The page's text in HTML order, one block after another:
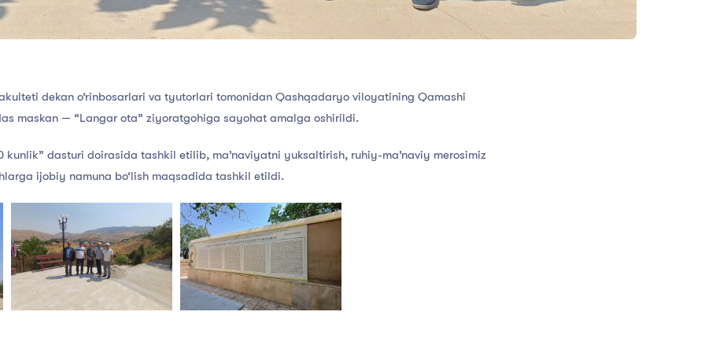
dekan o‘rinbosarlari va tyutorlari tomonidan Qashqadaryo viloyatining Qamashi
maskan — “Langar ota” ziyoratgohiga sayohat amalga oshirildi.
kunlik” dasturi doirasida tashkil etilib, ma’naviyatni yuksaltirish, ruhiy-ma’naviy merosimiz
ijobiy namuna bo‘lish maqsadida tashkil etildi.